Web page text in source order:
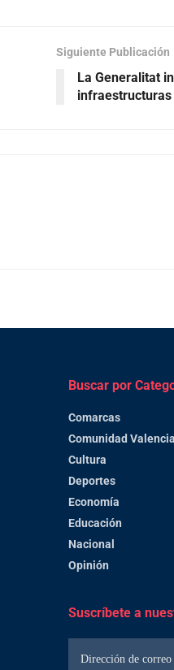
Siguiente Publicación
La Generalitat
infraestructuras
Buscar por
Comarcas
Comunidad
Cultura
Deportes
Economía
Educación
Nacional
Opinión
Suscríbete a